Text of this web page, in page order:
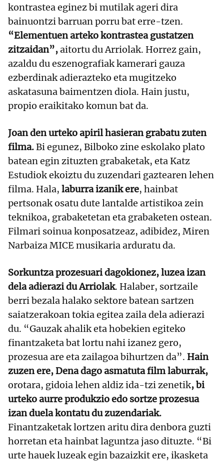
kontrastea eginez bi mutilak ageri dira
bainuontzi barruan porru bat erre-tzen.
“Elementuen arteko kontrastea gustatzen
zitzaidan”,aitortu du Arriolak. Horrez gain,
azaldu du eszenografiak kamerari gauza
ezberdinak adierazteko eta mugitzeko
askatasuna baimentzen diola. Hain justu,
propio eraikitako komun bat da.
Joan den urteko apiril hasieran grabatu zuten
filma.Bi egunez, Bilboko zine eskolako plato
batean egin zituzten grabaketak, eta Katz
Estudiok ekoiztu du zuzendari gaztearen lehen
filma. Hala, laburra izanik ere, hainbat
pertsonak osatu dute lantalde artistikoa zein
teknikoa, grabaketetan eta grabaketen ostean.
Filmari soinua konposatzeaz, adibidez, Miren
Narbaiza MICE musikaria arduratu da.
Sorkuntza prozesuari dagokionez, luzea izan
dela adierazi du Arriolak. Halaber, sortzaile
berri bezala halako sektore batean sartzen
saiatzerakoan tokia egitea zaila dela adierazi
du. “Gauzak ahalik eta hobekien egiteko
finantzaketa bat lortu nahi izanez gero,
prozesua are eta zailagoa bihurtzen da”. Hain
zuzen ere, Dena dago asmatuta film laburrak,
orotara, gidoia lehen aldiz ida-tzi zenetik, bi
urteko aurre produkzio edo sortze prozesua
izan duela kontatu du zuzendariak.
Finantzaketak lortzen aritu dira denbora guzti
horretan eta hainbat laguntza jaso dituzte. “Bi
urte hauek luzeak egin bazaizkit ere, ikasketa